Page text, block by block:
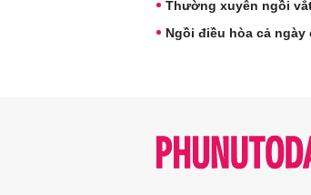
Thường xuyên ngồi
Ngồi điều hòa cả